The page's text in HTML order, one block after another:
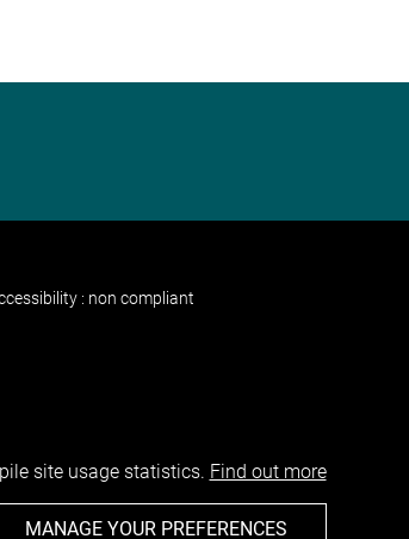
: non compliant
site usage statistics. Find out more
MANAGE YOUR PREFERENCES